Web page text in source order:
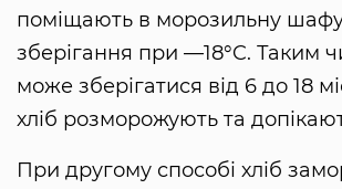
поміщають в морозильну
зберігання при —18°C. Таким
може зберігатися від 6 до 18
хліб розморожують та
При другому способі хліб